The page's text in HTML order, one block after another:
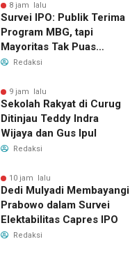
8 jam lalu
Survei IPO: Publik Terima
Program MBG, tapi
Mayoritas Tak Puas
dengan Pengelolaannya
Redaksi
9 jam lalu
Sekolah Rakyat di Curug
Ditinjau Teddy Indra
Wijaya dan Gus Ipul
Redaksi
10 jam lalu
Dedi Mulyadi Membayangi
Prabowo dalam Survei
Elektabilitas Capres IPO
Redaksi